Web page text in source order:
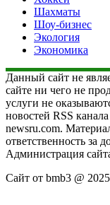
Шахматы
Шоу-бизнес
Экология
Экономика
Данный сайт не
сайте ни чего не
услуги не
новостей RSS
newsru.com.
ответственность за
Администрация
Сайт от bmb3 @ 2025